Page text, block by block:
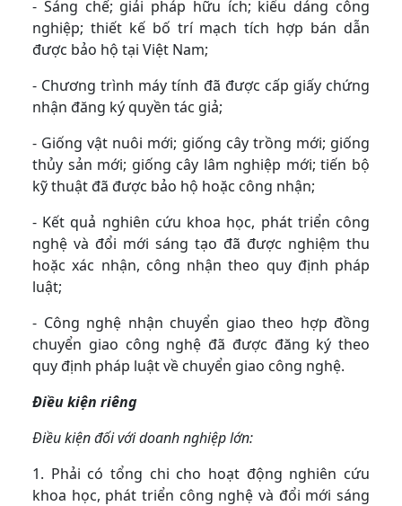
- Sáng chế; giải pháp hữu ích; kiểu dáng công
nghiệp; thiết kế bố trí mạch tích hợp bán dẫn
được bảo hộ tại Việt Nam;
- Chương trình máy tính đã được cấp giấy chứng
nhận đăng ký quyền tác giả;
- Giống vật nuôi mới; giống cây trồng mới; giống
thủy sản mới; giống cây lâm nghiệp mới; tiến bộ
kỹ thuật đã được bảo hộ hoặc công nhận;
- Kết quả nghiên cứu khoa học, phát triển công
nghệ và đổi mới sáng tạo đã được nghiệm thu
hoặc xác nhận, công nhận theo quy định pháp
luật;
- Công nghệ nhận chuyển giao theo hợp đồng
chuyển giao công nghệ đã được đăng ký theo
quy định pháp luật về chuyển giao công nghệ.
Điều kiện riêng
Điều kiện đối với doanh nghiệp lớn:
1. Phải có tổng chi cho hoạt động nghiên cứu
khoa học, phát triển công nghệ và đổi mới sáng